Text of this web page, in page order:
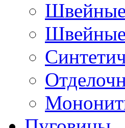
Швейные
Швейные